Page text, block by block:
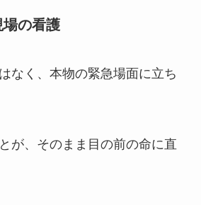
の看護
なく、本物の緊急場面に立ち
が、そのまま目の前の命に直